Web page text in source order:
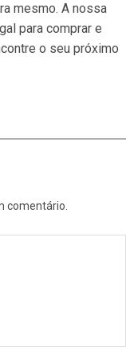
mesmo. A nossa
para comprar e
o seu próximo
comentário